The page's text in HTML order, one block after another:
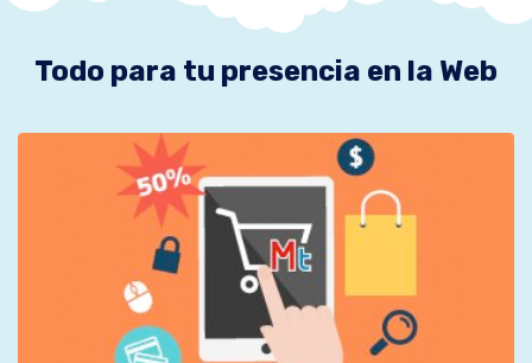
Todo para tu presencia en la Web